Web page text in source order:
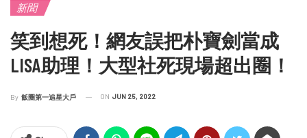
新聞
笑到想死！網友誤把朴寶劍當成
LISA助理！大型社死現場超出圈！
By 飯圈第一追星大戶 ON JUN 25, 2022